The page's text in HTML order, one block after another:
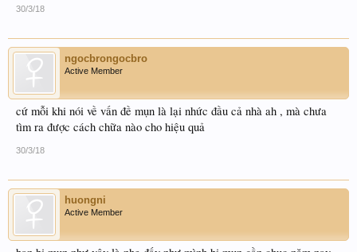
30/3/18
ngocbrongocbro
Active Member
cứ mỗi khi nói về vấn đề mụn là lại nhức đầu cả nhà ah , mà chưa
tìm ra được cách chữa nào cho hiệu quả
30/3/18
huongni
Active Member